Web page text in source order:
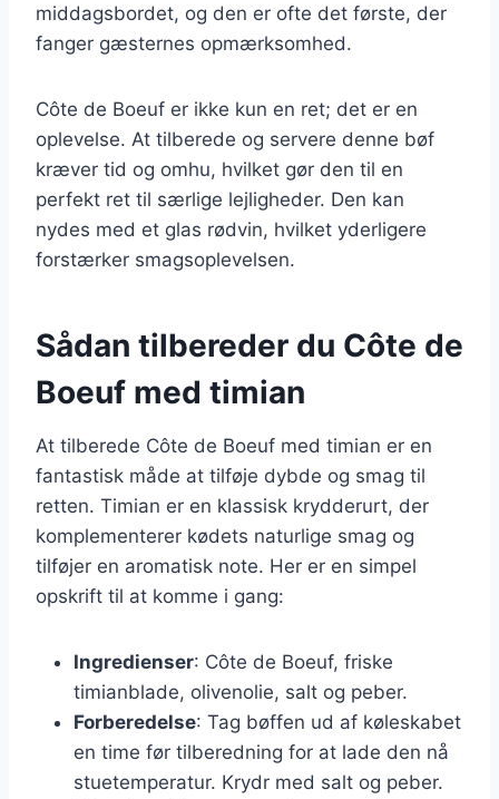
middagsbordet, og den er ofte det første, der
fanger gæsternes opmærksomhed.
Côte de Boeuf er ikke kun en ret; det er en
oplevelse. At tilberede og servere denne bøf
kræver tid og omhu, hvilket gør den til en
perfekt ret til særlige lejligheder. Den kan
nydes med et glas rødvin, hvilket yderligere
forstærker smagsoplevelsen.
Sådan tilbereder du Côte de
Boeuf med timian
At tilberede Côte de Boeuf med timian er en
fantastisk måde at tilføje dybde og smag til
retten. Timian er en klassisk krydderurt, der
komplementerer kødets naturlige smag og
tilføjer en aromatisk note. Her er en simpel
opskrift til at komme i gang:
Ingredienser: Côte de Boeuf, friske
timianblade, olivenolie, salt og peber.
Forberedelse: Tag bøffen ud af køleskabet
en time før tilberedning for at lade den nå
stuetemperatur. Krydr med salt og peber.